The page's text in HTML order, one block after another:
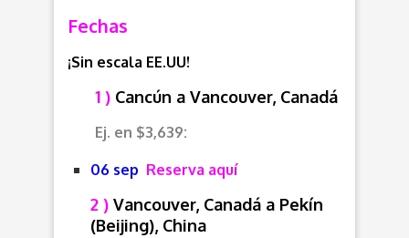
Fechas
¡Sin escala EE.UU!
1 ) Cancún a Vancouver, Canadá
Ej. en $3,639:
06 sep Reserva aquí
2 ) Vancouver, Canadá a Pekín
(Beijing), China